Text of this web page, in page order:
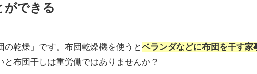
できる
乾燥」です。布団乾燥機を使うとベランダなどに布団を干す家
と布団干しは重労働ではありませんか？